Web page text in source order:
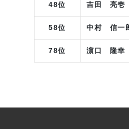
48位 吉田 亮壱
58位 中村 信一
78位 濵口 隆幸